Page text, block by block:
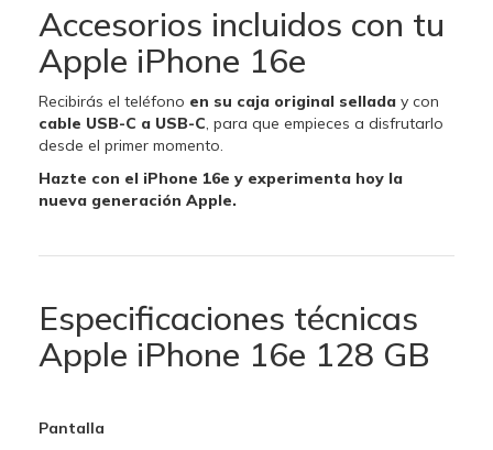
Accesorios incluidos con tu
Apple iPhone 16e
Recibirás el teléfono en su caja original sellada y con
cable USB-C a USB-C, para que empieces a disfrutarlo
desde el primer momento.
Hazte con el iPhone 16e y experimenta hoy la
nueva generación Apple.
Especificaciones técnicas
Apple iPhone 16e 128 GB
Pantalla